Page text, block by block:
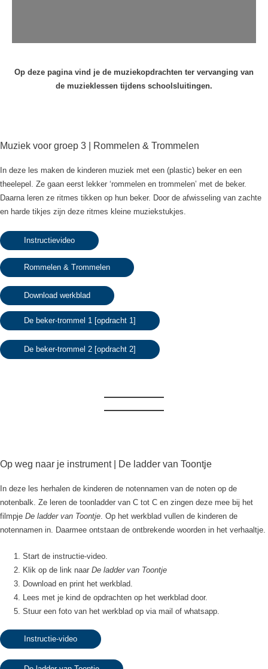
Op deze pagina vind je de muziekopdrachten ter vervanging van
de muzieklessen tijdens schoolsluitingen.
Muziek voor groep 3 | Rommelen & Trommelen
In deze les maken de kinderen muziek met een (plastic) beker en een
theelepel. Ze gaan eerst lekker ‘rommelen en trommelen’ met de beker.
Daarna leren ze ritmes tikken op hun beker. Door de afwisseling van zachte
en harde tikjes zijn deze ritmes kleine muziekstukjes.
Instructievideo
Rommelen & Trommelen
Download werkblad
De beker-trommel 1 [opdracht 1]
De beker-trommel 2 [opdracht 2]
Op weg naar je instrument | De ladder van Toontje
In deze les herhalen de kinderen de notennamen van de noten op de
notenbalk. Ze leren de toonladder van C tot C en zingen deze mee bij het
filmpje De ladder van Toontje. Op het werkblad vullen de kinderen de
notennamen in. Daarmee ontstaan de ontbrekende woorden in het verhaaltje.
Start de instructie-video.
Klik op de link naarDe ladder van Toontje
Download en print het werkblad.
Lees met je kind de opdrachten op het werkblad door.
Stuur een foto van het werkblad op via mail of whatsapp.
Instructie-video